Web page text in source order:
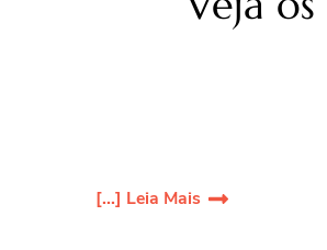
[...] Leia Mais